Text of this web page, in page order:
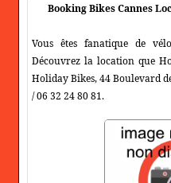
Booking Bikes Cannes
Vous êtes fanatique de
Découvrez la location que
Holiday Bikes, 44 Boulevard
/ 06 32 24 80 81.